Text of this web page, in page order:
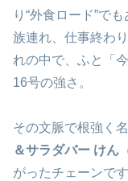
り“外食ロード”で
族連れ、仕事終わ
れの中で、ふと「
16号の強さ。
その文脈で根強く
＆サラダバー けん
がったチェーンで